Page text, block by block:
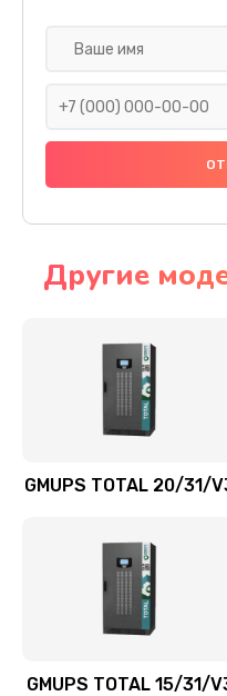
Другие
GMUPS TOTAL 20/31/
GMUPS TOTAL 15/31/